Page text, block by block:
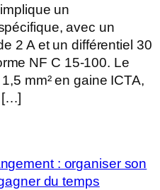
un
avec un
2 A et un différentiel 30
NF C 15-100. Le
mm² en gaine ICTA,
[…]
: organiser son
du temps